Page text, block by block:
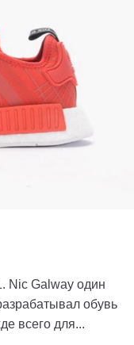
Nic Galway один
обувь
всего для...